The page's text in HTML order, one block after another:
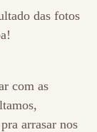
das fotos
com as
arrasar nos